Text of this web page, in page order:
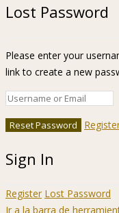
Lost Password
Please enter your
link to create a new
Sign In
Register Lost Password
Ir a la barra de